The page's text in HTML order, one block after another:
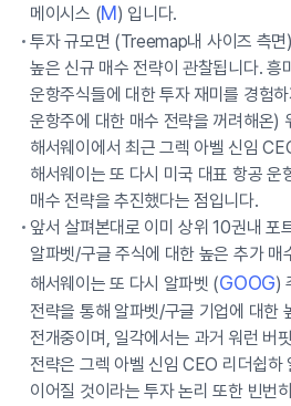
메이시스 (M) 입니다.
투자 규모면 (Treemap내 사이즈 측
높은 신규 매수 전략이 관찰됩니다. 흥
운항주식들에 대한 투자 재미를 경험
운항주에 대한 매수 전략을 꺼려해온)
해서웨이에서 최근 그렉 아벨 신임
해서웨이는 또 다시 미국 대표 항공 운
매수 전략을 추진했다는 점입니다.
앞서 살펴본대로 이미 상위 10권내 포
알파벳/구글 주식에 대한 높은 추가 매
해서웨이는 또 다시 알파벳 (GOOG)
전략을 통해 알파벳/구글 기업에 대한
전개중이며, 일각에서는 과거 워런 버
전략은 그렉 아벨 신임 CEO 리더쉽하
이어질 것이라는 투자 논리 또한 빈번